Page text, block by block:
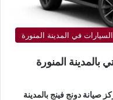
في المدينة المنورة
بالمدينة المنورة
صيانة دونج فينج بالمدينة